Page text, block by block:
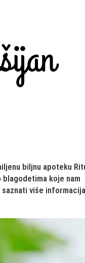
biljnu apoteku
koje nam
više informacija